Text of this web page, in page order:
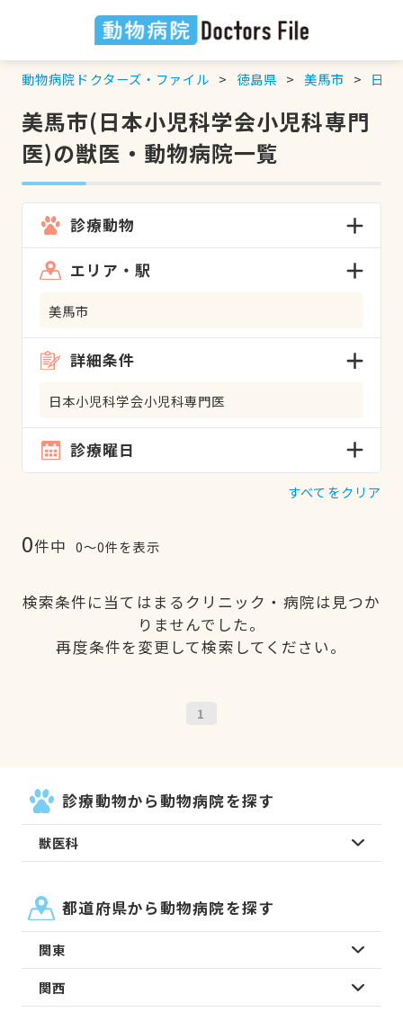
動物病院ドクターズ・ファイル 徳島県 美馬市 日本
美馬市(日本小児科学会小児科専門
医)の獣医・動物病院一覧
診療動物
エリア・駅
美馬市
詳細条件
日本小児科学会小児科専門医
診療曜日
すべてをクリア
0件中 0〜0件を表示
検索条件に当てはまるクリニック・病院は見つか
りませんでした。
再度条件を変更して検索してください。
1
診療動物から動物病院を探す
獣医科
都道府県から動物病院を探す
関東
関西